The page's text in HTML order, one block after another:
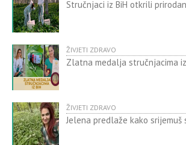
Stručnjaci iz BiH otkrili
ŽIVJETI ZDRAVO
Zlatna medalja stručnjacima
ŽIVJETI ZDRAVO
Jelena predlaže kako srijemuš